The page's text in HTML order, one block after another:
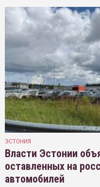
ЭСТОНИЯ
Власти Эстонии
оставленных на
автомобилей